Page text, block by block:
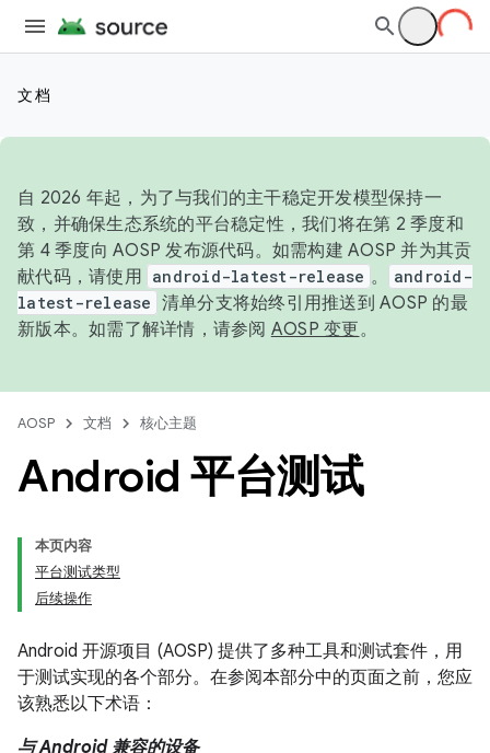
文档
自 2026 年起，为了与我们的主干稳定开发模型保持一
致，并确保生态系统的平台稳定性，我们将在第 2 季度和
第 4 季度向 AOSP 发布源代码。如需构建 AOSP 并为其贡
献代码，请使用 android-latest-release 。
android-
latest-release 清单分支将始终引用推送到 AOSP 的最
新版本。如需了解详情，请参阅 AOSP 变更。
AOSP 文档 核心主题
Android 平台测试
本页内容
平台测试类型
后续操作
Android 开源项目 (AOSP) 提供了多种工具和测试套件，用
于测试实现的各个部分。在参阅本部分中的页面之前，您应
该熟悉以下术语：
与 Android 兼容的设备